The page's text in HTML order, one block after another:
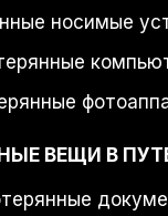
носимые
ВЕЩИ В